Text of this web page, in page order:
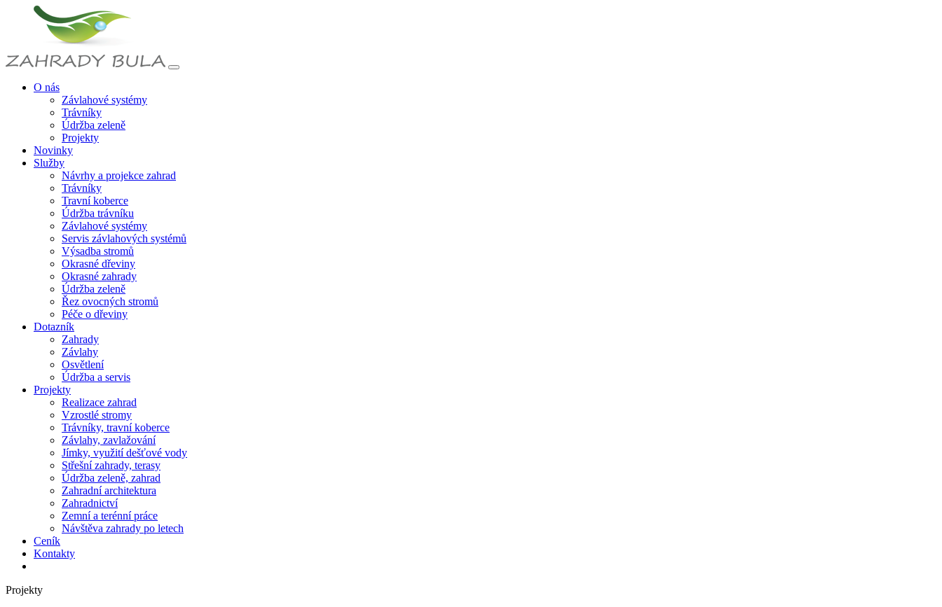
O nás
Závlahové systémy
Trávníky
Údržba zeleně
Projekty
Novinky
Služby
Návrhy a projekce zahrad
Trávníky
Travní koberce
Údržba trávníku
Závlahové systémy
Servis závlahových systémů
Výsadba stromů
Okrasné dřeviny
Okrasné zahrady
Údržba zeleně
Řez ovocných stromů
Péče o dřeviny
Dotazník
Zahrady
Závlahy
Osvětlení
Údržba a servis
Projekty
Realizace zahrad
Vzrostlé stromy
Trávníky, travní koberce
Závlahy, zavlažování
Jímky, využití dešťové vody
Střešní zahrady, terasy
Údržba zeleně, zahrad
Zahradní architektura
Zahradnictví
Zemní a terénní práce
Návštěva zahrady po letech
Ceník
Kontakty
Projekty